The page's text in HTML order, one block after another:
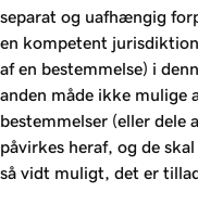
separat og uafhængig
en kompetent
af en bestemmelse) i
anden måde ikke mulige
bestemmelser (eller dele
påvirkes heraf, og de
så vidt muligt, det er